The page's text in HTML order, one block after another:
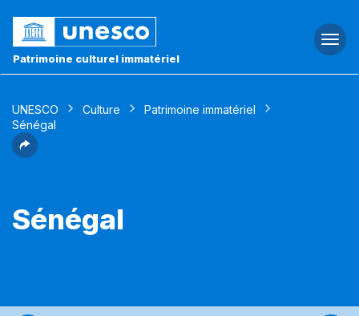
Patrimoine culturel immatériel
UNESCO Culture
Patrimoine immatériel
Sénégal
Sénégal